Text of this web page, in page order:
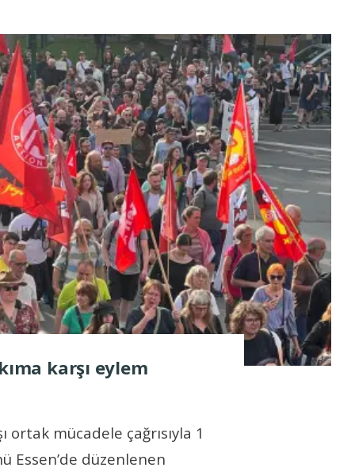
karşı eylem
ortak mücadele çağrısıyla 1
Essen’de düzenlenen